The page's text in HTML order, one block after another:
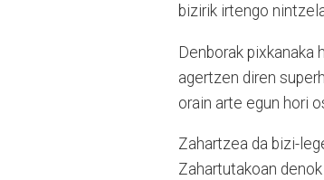
bizirik irtengo
Denborak pixkanaka
agertzen diren
orain arte egun hori
Zahartzea da bizi-
Zahartutakoan